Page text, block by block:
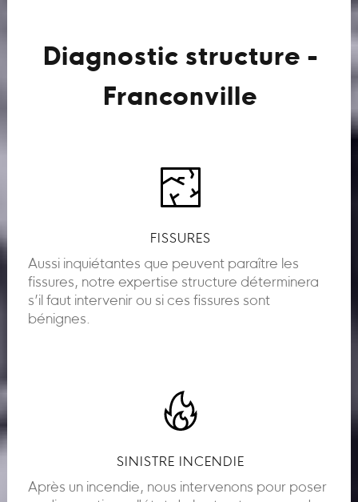
Diagnostic structure -
Franconville
FISSURES
Aussi inquiétantes que peuvent paraître les
fissures, notre expertise structure déterminera
s’il faut intervenir ou si ces fissures sont
bénignes.
SINISTRE INCENDIE
Après un incendie, nous intervenons pour poser